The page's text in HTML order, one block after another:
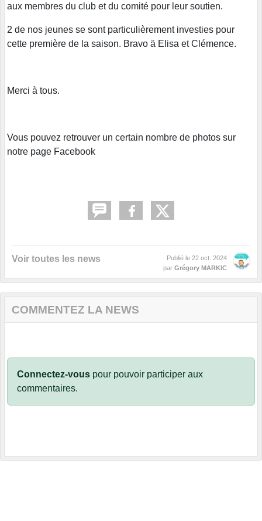
aux membres du club et du comité pour leur soutien.
2 de nos jeunes se sont particulièrement investies pour
cette première de la saison. Bravo ä Elisa et Clémence.
Merci à tous.
Vous pouvez retrouver un certain nombre de photos sur
notre page Facebook
Voir toutes les news Publié le 22 oct. 2024
par Grégory MARKIC
COMMENTEZ LA NEWS
Connectez-vous pour pouvoir participer aux
commentaires.